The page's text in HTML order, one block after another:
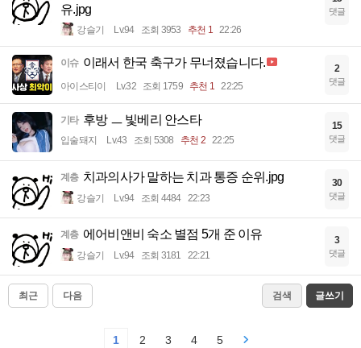
유.jpg
강슬기 Lv.94 조회 3953 추천 1 22:26
댓글
이슈 이래서 한국 축구가 무너졌습니다.
아이스티이 Lv.32 조회 1759 추천 1 22:25
2
댓글
기타 후방 ㅡ 빛베리 안스타
입술돼지 Lv.43 조회 5308 추천 2 22:25
15
댓글
계층 치과의사가 말하는 치과 통증 순위.jpg
강슬기 Lv.94 조회 4484 22:23
30
댓글
계층 에어비앤비 숙소 별점 5개 준 이유
강슬기 Lv.94 조회 3181 22:21
3
댓글
최근 다음 검색 글쓰기
1 2 3 4 5